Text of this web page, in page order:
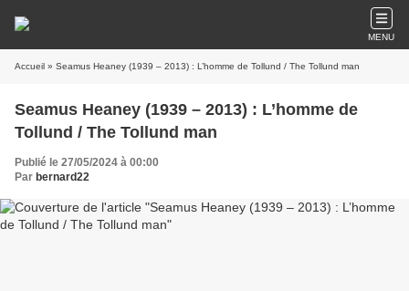
MENU
Accueil » Seamus Heaney (1939 – 2013) : L’homme de Tollund / The Tollund man
Seamus Heaney (1939 – 2013) : L’homme de
Tollund / The Tollund man
Publié le 27/05/2024 à 00:00
Par bernard22